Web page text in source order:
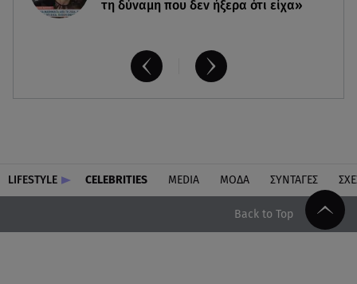
τη δύναμη που δεν ήξερα ότι είχα»
LIFESTYLE CELEBRITIES MEDIA ΜΟΔΑ ΣΥΝΤΑΓΕΣ
Back to Top